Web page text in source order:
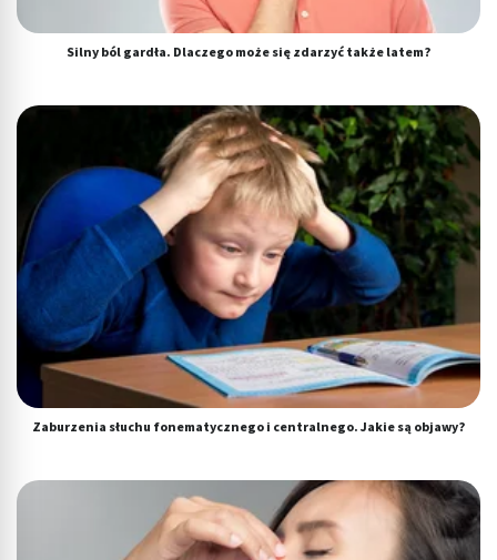
Silny ból gardła. Dlaczego może się zdarzyć także latem?
Zaburzenia słuchu fonematycznego i centralnego. Jakie są objawy?